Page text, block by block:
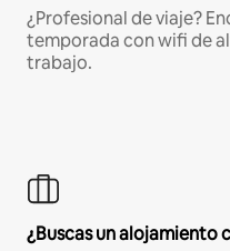
¿Profesional de viaje?
temporada con wifi de
trabajo.
¿Buscas un alojamiento